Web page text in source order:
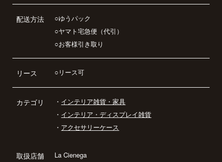
配送方法
○ゆうパック
○ヤマト宅急便（代引）
○お客様引き取り
リース ○リース可
カテゴリ ・ インテリア雑貨・家具
・ インテリア・ディスプレイ雑貨
・ アクセサリーケース
取扱店舗
La Cienega